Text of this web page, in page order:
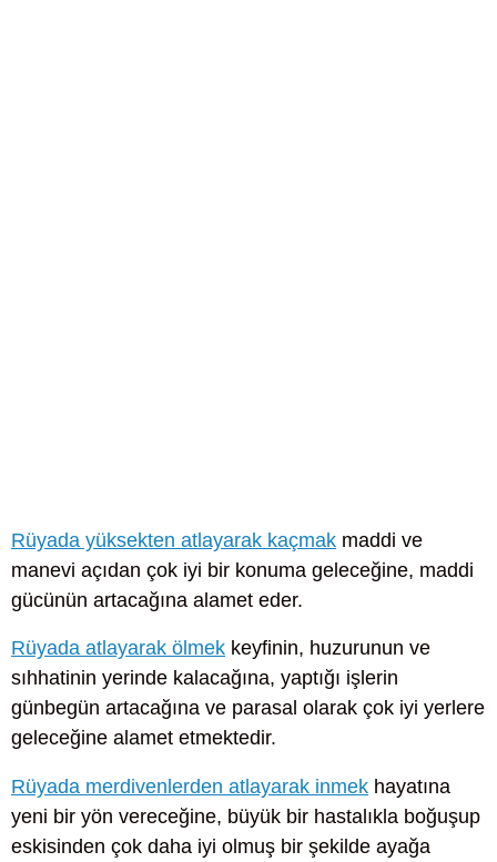
Rüyada yüksekten atlayarak kaçmak maddi ve
manevi açıdan çok iyi bir konuma geleceğine, maddi
gücünün artacağına alamet eder.
Rüyada atlayarak ölmek keyfinin, huzurunun ve
sıhhatinin yerinde kalacağına, yaptığı işlerin
günbegün artacağına ve parasal olarak çok iyi yerlere
geleceğine alamet etmektedir.
Rüyada merdivenlerden atlayarak inmek hayatına
yeni bir yön vereceğine, büyük bir hastalıkla boğuşup
eskisinden çok daha iyi olmuş bir şekilde ayağa